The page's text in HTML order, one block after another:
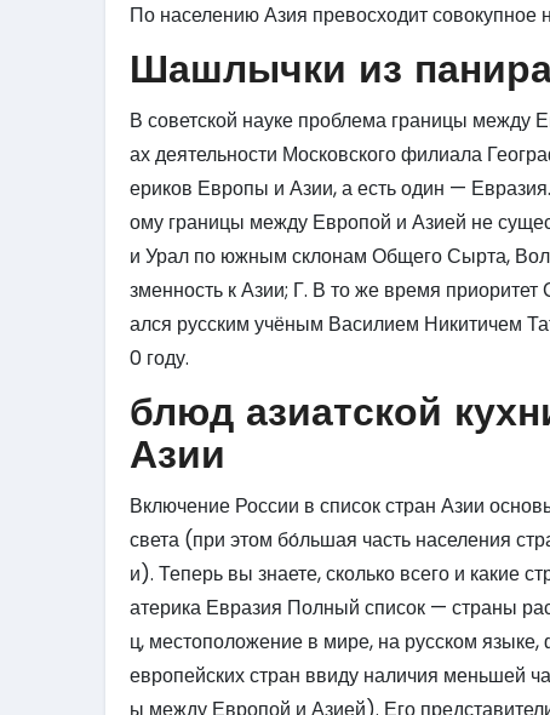
По населению Азия превосходит совокупное
Шашлычки из
В советской науке проблема границы между
ах деятельности Московского филиала
ериков Европы и Азии, а есть один —
ому границы между Европой и Азией не
и Урал по южным склонам Общего Сырта,
зменность к Азии; Г. В то же время
ался русским учёным Василием Никитичем
0 году.
блюд азиатской
Азии
Включение России в список стран Азии
света (при этом бо́льшая часть населения
и). Теперь вы знаете, сколько всего и какие
атерика Евразия Полный список — страны
ц, местоположение в мире, на русском
европейских стран ввиду наличия меньшей